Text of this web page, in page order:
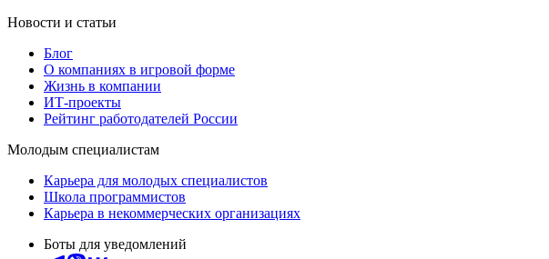
Новости и статьи
Блог
О компаниях в игровой форме
Жизнь в компании
ИТ-проекты
Рейтинг работодателей России
Молодым специалистам
Карьера для молодых специалистов
Школа программистов
Карьера в некоммерческих организациях
Боты для уведомлений